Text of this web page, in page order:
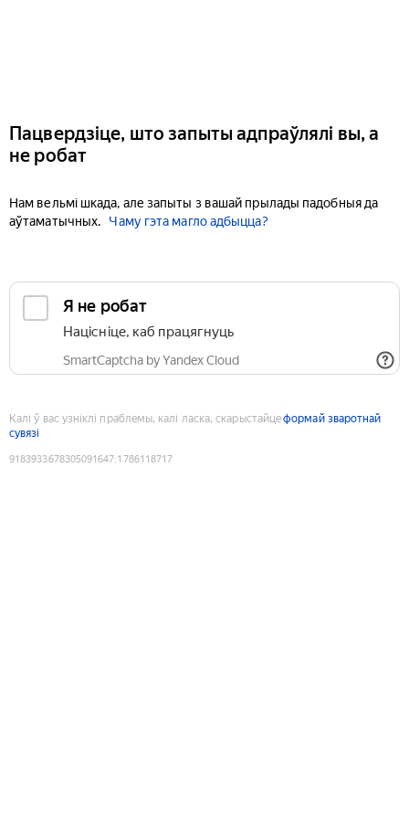
Пацвердзіце, што запыты адпраўлялі вы, а
не робат
Нам вельмі шкада, але запыты з вашай прылады падобныя да
аўтаматычных.
Чаму гэта магло адбыцца?
Я не робат
Націсніце, каб працягнуць
SmartCaptcha by Yandex Cloud
Калі ў вас узніклі праблемы, калі ласка, скарыстайцеформай зваротнай
сувязі
9183933678305091647:1786118717